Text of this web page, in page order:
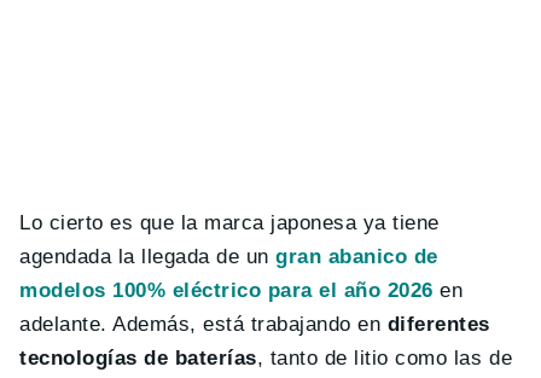
Lo cierto es que la marca japonesa ya tiene
agendada la llegada de ungran abanico de
modelos 100% eléctrico para el año 2026 en
adelante. Además, está trabajando en diferentes
tecnologías de baterías, tanto de litio como las de